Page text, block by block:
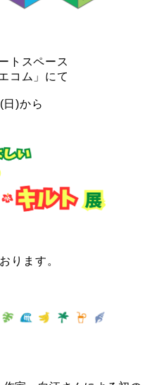
トスペース
コム」にて
日)から
ります。